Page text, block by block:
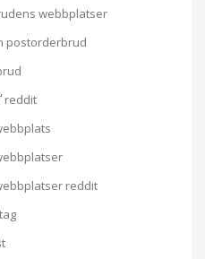
webbplatser
postorderbrud
reddit
reddit